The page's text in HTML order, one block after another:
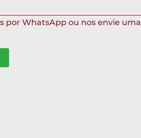
por WhatsApp ou nos envie uma